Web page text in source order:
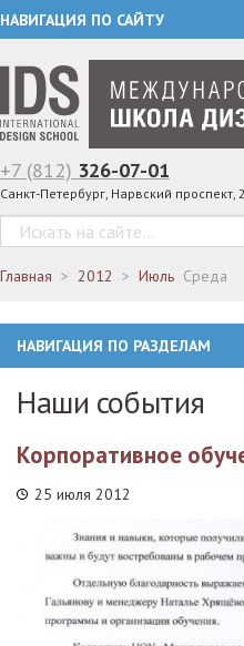
НАВИГАЦИЯ ПО САЙТУ
+7 (812) 326-07-01
Санкт-Петербург, Нарвский проспект,
Главная 2012 Июль Среда
НАВИГАЦИЯ ПО РАЗДЕЛАМ
Наши события
Корпоративное
25 июля 2012